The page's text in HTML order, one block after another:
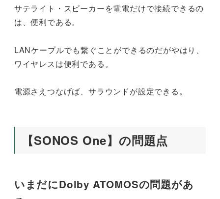
サテライト・スピーカーを電電だけで接続できるの
は、便利である。
LANケープルでも繋ぐことができるのだがやはり、
ワイヤレスは便利である。
電源さえつなげば、サラウンドが設定できる。
【SONOS One】の問題点
いまだにDolby ATOMOSの問題があ